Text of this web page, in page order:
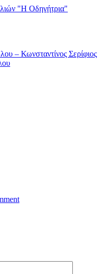
– Κωνσταντίνος Σερίφιος